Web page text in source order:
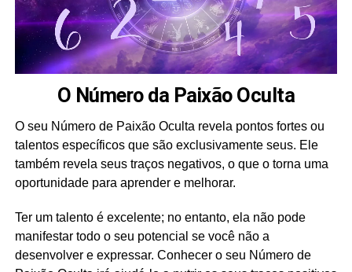
O Número da Paixão Oculta
O seu Número de Paixão Oculta revela pontos fortes ou
talentos específicos que são exclusivamente seus. Ele
também revela seus traços negativos, o que o torna uma
oportunidade para aprender e melhorar.
Ter um talento é excelente; no entanto, ela não pode
manifestar todo o seu potencial se você não a
desenvolver e expressar. Conhecer o seu Número de